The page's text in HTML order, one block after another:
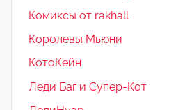
Комиксы от rakhall
Королевы Мьюни
КотоКейн
Леди Баг и Супер-Кот